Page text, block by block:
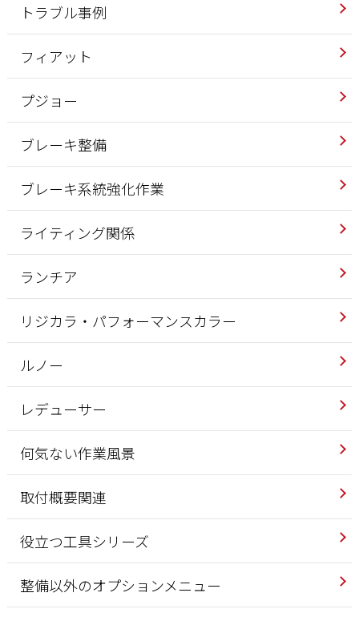
トラブル事例
フィアット
プジョー
ブレーキ整備
ブレーキ系統強化作業
ライティング関係
ランチア
リジカラ・パフォーマンスカラー
ルノー
レデューサー
何気ない作業風景
取付概要関連
役立つ工具シリーズ
整備以外のオプションメニュー